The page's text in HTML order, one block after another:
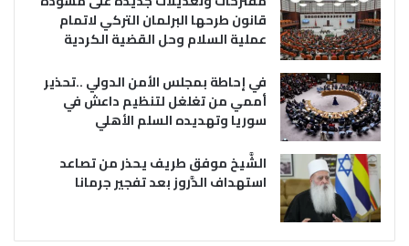
قانون طرحها البرلمان التركي لاتمام
عملية السلام وحل القضية الكردية
في إحاطة بمجلس الأمن الدولي ..تحذير
أممي من تغلغل لتنظيم داعش في
سوريا وتهديده السلم الأهلي
الشَّيخ موفق طريف يحذر من تصاعد
استهداف الدَّروز بعد تفجير جرمانا